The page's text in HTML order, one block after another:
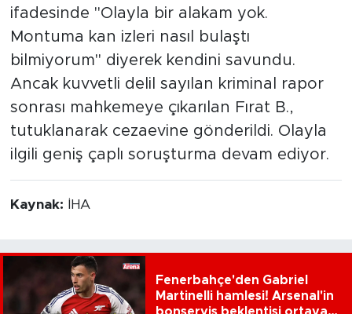
ifadesinde "Olayla bir alakam yok.
Montuma kan izleri nasıl bulaştı
bilmiyorum" diyerek kendini savundu.
Ancak kuvvetli delil sayılan kriminal rapor
sonrası mahkemeye çıkarılan Fırat B.,
tutuklanarak cezaevine gönderildi. Olayla
ilgili geniş çaplı soruşturma devam ediyor.
Kaynak: İHA
Fenerbahçe'den Gabriel
Martinelli hamlesi! Arsenal'in
bonservis beklentisi ortaya